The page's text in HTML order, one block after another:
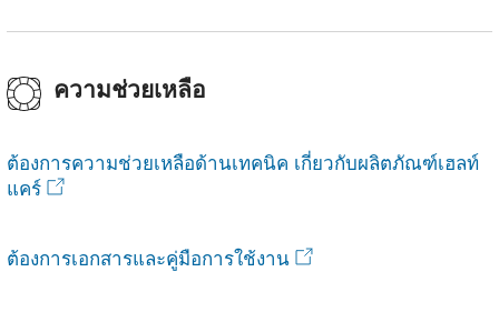
ความช่วยเหลือ
ต้องการความช่วยเหลือด้านเทคนิค เกี่ยวกับผลิตภัณฑ์เฮลท์
แคร์
ต้องการเอกสารและคู่มือการใช้งาน